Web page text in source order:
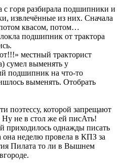
с горя разбирала подшипники и
извлечённые из них. Сначала
квасом, потом…
подшипник от трактора
местный тракторист
сумел выменять у
подшипник на что-то
выменять. Отобрать
поэтессу, которой запрещают
Ну не в стол же ей писАть!
приходилось однажды писать
она неделю провела в КПЗ за
Пилата то ли в Вышнем